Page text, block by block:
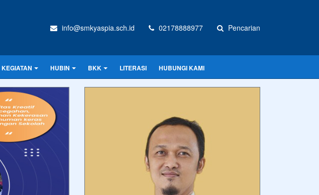
info@smkyaspia.sch.id 02178888977 Pencarian
KEGIATAN HUBIN BKK LITERASI HUBUNGI KAMI